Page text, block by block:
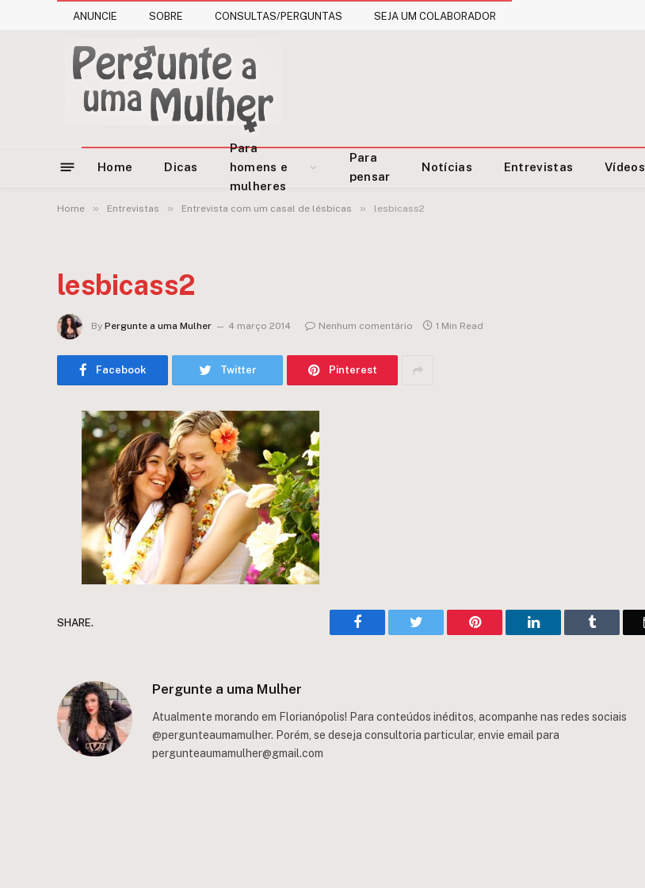
ANUNCIE SOBRE CONSULTAS/PERGUNTAS SEJA UM COLABORADOR
Home Dicas
Para
homens e
mulheres
Para
pensar
Notícias Entrevistas Vídeos
Home » Entrevistas » Entrevista com um casal de lésbicas » lesbicass2
lesbicass2
By Pergunte a uma Mulher 4 março 2014 Nenhum comentário 1 Min Read
Facebook Twitter Pinterest
SHARE. Facebook Twitter Pinterest LinkedIn Tumblr
Pergunte a uma Mulher
Atualmente morando em Florianópolis! Para conteúdos inéditos, acompanhe nas redes sociais
@pergunteaumamulher. Porém, se deseja consultoria particular, envie email para
pergunteaumamulher@gmail.com